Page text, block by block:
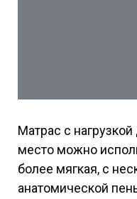
Матрас с
место можно
более мягкая, с
анатомической